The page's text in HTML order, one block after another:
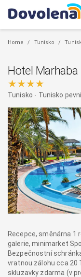
Home / Tunisko /
Hotel Marhaba
★★★★
Tunisko - Tunisko
Recepce, směnárna 1
galerie, minimarket
Bezpečnostní
vratnou zálohu cca 20
skluzavky zdarma (v